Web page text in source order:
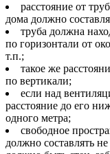
расстояние от
дома должно
труба должна
по горизонтали от
т.п.;
такое же
по вертикали;
если над
расстояние до его
одного метра;
свободное
должно составлять